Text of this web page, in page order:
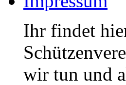
Ihr findet
wir tun und